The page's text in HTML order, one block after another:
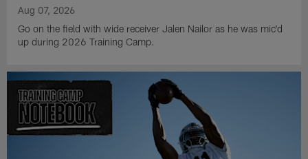
Aug 07, 2026
Go on the field with wide receiver Jalen Nailor as he was mic'd
up during 2026 Training Camp.